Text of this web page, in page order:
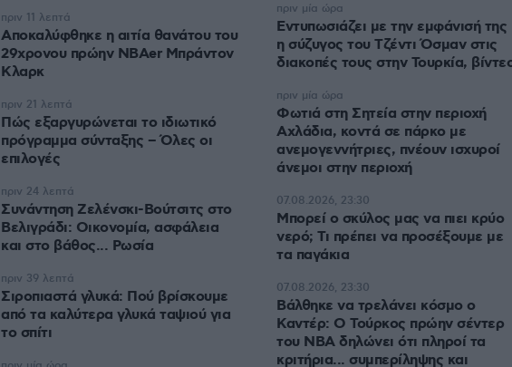
Αποκαλύφθηκε η αιτία θανάτου του
29χρονου πρώην NBAer Μπράντον
Κλαρκ
πριν 11 λεπτά
Πώς εξαργυρώνεται το ιδιωτικό
πρόγραμμα σύνταξης – Όλες οι
επιλογές
πριν 21 λεπτά
Συνάντηση Ζελένσκι-Βούτσιτς στο
Βελιγράδι: Οικονομία, ασφάλεια
και στο βάθος... Ρωσία
πριν 24 λεπτά
Σιροπιαστά γλυκά: Πού βρίσκουμε
από τα καλύτερα γλυκά ταψιού για
το σπίτι
πριν 39 λεπτά
Εντυπωσιάζει με την εμφάνισή της
η σύζυγος του Τζέντι Όσμαν στις
διακοπές τους στην Τουρκία,
πριν μία ώρα
Φωτιά στη Σητεία στην περιοχή
Αχλάδια, κοντά σε πάρκο με
ανεμογεννήτριες, πνέουν ισχυροί
άνεμοι στην περιοχή
πριν μία ώρα
Μπορεί ο σκύλος μας να πιει κρύο
νερό; Τι πρέπει να προσέξουμε με
τα παγάκια
07.08.2026, 23:30
Βάλθηκε να τρελάνει κόσμο ο
Καντέρ: Ο Τούρκος πρώην σέντερ
του NBA δηλώνει ότι πληροί τα
κριτήρια... συμπερίληψης και
07.08.2026, 23:30